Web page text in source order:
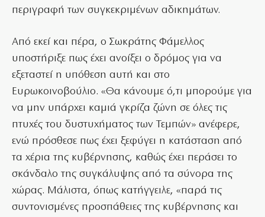
περιγραφή των συγκεκριμένων αδικημάτων.
Από εκεί και πέρα, ο Σωκράτης Φάμελλος
υποστήριξε πως έχει ανοίξει ο δρόμος για να
εξεταστεί η υπόθεση αυτή και στο
Ευρωκοινοβούλιο. «Θα κάνουμε ό,τι μπορούμε για
να μην υπάρχει καμιά γκρίζα ζώνη σε όλες τις
πτυχές του δυστυχήματος των Τεμπών» ανέφερε,
ενώ πρόσθεσε πως έχει ξεφύγει η κατάσταση από
τα χέρια της κυβέρνησης, καθώς έχει περάσει το
σκάνδαλο της συγκάλυψης από τα σύνορα της
χώρας. Μάλιστα, όπως κατήγγειλε, «παρά τις
συντονισμένες προσπάθειες της κυβέρνησης και